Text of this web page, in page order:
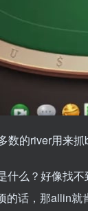
数的river用来
什么？好像找
的话，那allin